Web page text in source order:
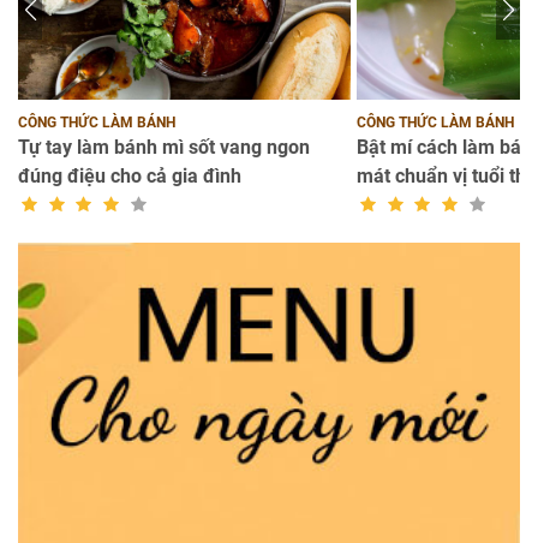
CÔNG THỨC LÀM BÁNH
Tự tay làm bánh mì sốt vang ngon
đúng điệu cho cả gia đình
CÔNG THỨC LÀM BÁNH
Bật mí cách làm
mát chuẩn vị tuổi thơ